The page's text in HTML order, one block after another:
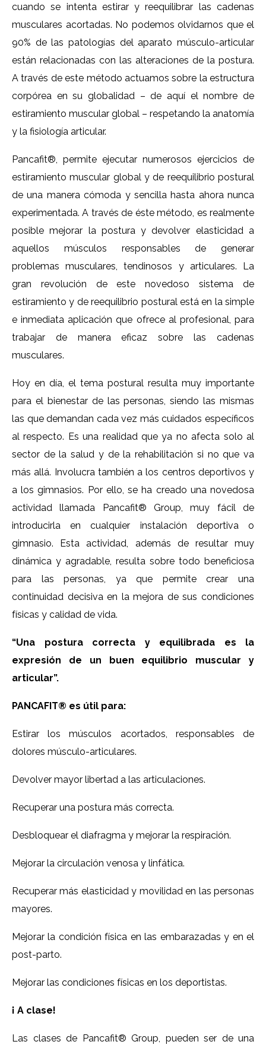
cuando se intenta estirar y reequilibrar las cadenas
musculares acortadas. No podemos olvidarnos que el
90% de las patologías del aparato músculo-articular
están relacionadas con las alteraciones de la postura.
A través de este método actuamos sobre la estructura
corpórea en su globalidad – de aquí el nombre de
estiramiento muscular global – respetando la anatomía
y la fisiología articular.
Pancafit®, permite ejecutar numerosos ejercicios de
estiramiento muscular global y de reequilibrio postural
de una manera cómoda y sencilla hasta ahora nunca
experimentada. A través de éste método, es realmente
posible mejorar la postura y devolver elasticidad a
aquellos músculos responsables de generar
problemas musculares, tendinosos y articulares. La
gran revolución de este novedoso sistema de
estiramiento y de reequilibrio postural está en la simple
e inmediata aplicación que ofrece al profesional, para
trabajar de manera eficaz sobre las cadenas
musculares.
Hoy en día, el tema postural resulta muy importante
para el bienestar de las personas, siendo las mismas
las que demandan cada vez más cuidados específicos
al respecto. Es una realidad que ya no afecta solo al
sector de la salud y de la rehabilitación si no que va
más allá. Involucra también a los centros deportivos y
a los gimnasios. Por ello, se ha creado una novedosa
actividad llamada Pancafit® Group, muy fácil de
introducirla en cualquier instalación deportiva o
gimnasio. Esta actividad, además de resultar muy
dinámica y agradable, resulta sobre todo beneficiosa
para las personas, ya que permite crear una
continuidad decisiva en la mejora de sus condiciones
físicas y calidad de vida.
“Una postura correcta y equilibrada es la
expresión de un buen equilibrio muscular y
articular”.
PANCAFIT® es útil para:
Estirar los músculos acortados, responsables de
dolores músculo-articulares.
Devolver mayor libertad a las articulaciones.
Recuperar una postura más correcta.
Desbloquear el diafragma y mejorar la respiración.
Mejorar la circulación venosa y linfática.
Recuperar más elasticidad y movilidad en las personas
mayores.
Mejorar la condición física en las embarazadas y en el
post-parto.
Mejorar las condiciones físicas en los deportistas.
¡ A clase!
Las clases de Pancafit® Group, pueden ser de una